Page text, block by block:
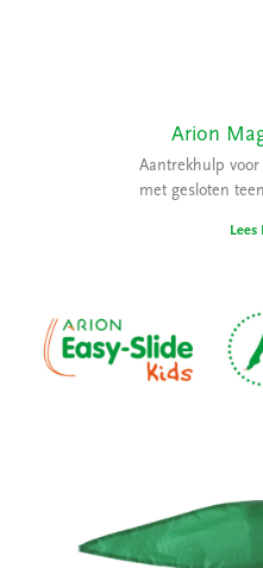
Arion
Aantrekhulp
met gesloten
Lees